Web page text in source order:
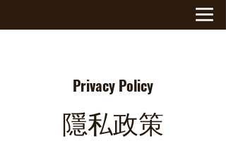
Privacy Policy
隱私政策